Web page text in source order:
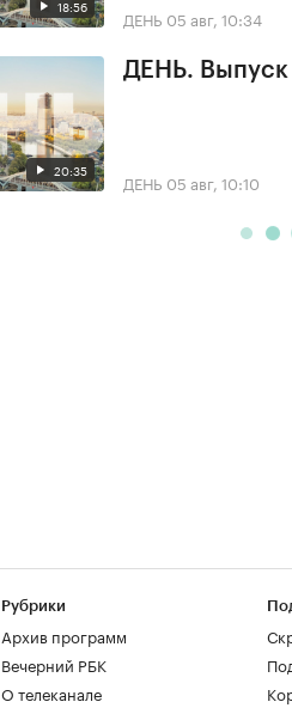
18:56 ДЕНЬ 05 авг, 10:34
20:35
ДЕНЬ. Выпуск
ДЕНЬ 05 авг, 10:10
Рубрики
Архив программ
Вечерний РБК
О телеканале